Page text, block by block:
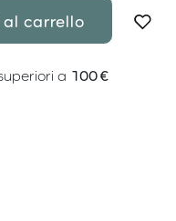
carrello
a 100 €